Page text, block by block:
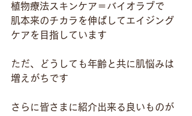
植物療法スキンケア＝バイオラブで
肌本来のチカラを伸ばしてエイジング
ケアを目指しています
ただ、どうしても年齢と共に肌悩みは
増えがちです
さらに皆さまに紹介出来る良いものが